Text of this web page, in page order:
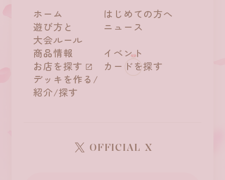
ホーム
はじめての方へ
遊び方と
大会ルール
ニュース
商品情報
イベント
お店を探す
カードを探す
デッキを作る/
紹介/探す
OFFICIAL X